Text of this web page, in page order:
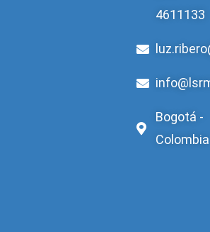
4611133
Bogotá -
Colombia